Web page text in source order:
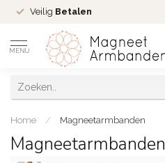
Veilig Betalen
MENU
Home / Magneetarmbanden
Magneetarmbanden